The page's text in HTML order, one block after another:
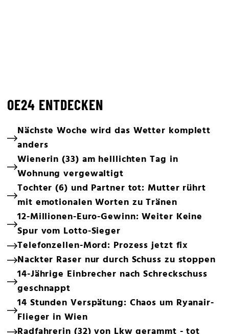
OE24 ENTDECKEN
Nächste Woche wird das Wetter komplett
anders
Wienerin (33) am helllichten Tag in
Wohnung vergewaltigt
Tochter (6) und Partner tot: Mutter rührt
mit emotionalen Worten zu Tränen
12-Millionen-Euro-Gewinn: Weiter Keine
Spur vom Lotto-Sieger
Telefonzellen-Mord: Prozess jetzt fix
Nackter Raser nur durch Schuss zu stoppen
14-Jährige Einbrecher nach Schreckschuss
geschnappt
14 Stunden Verspätung: Chaos um Ryanair-
Flieger in Wien